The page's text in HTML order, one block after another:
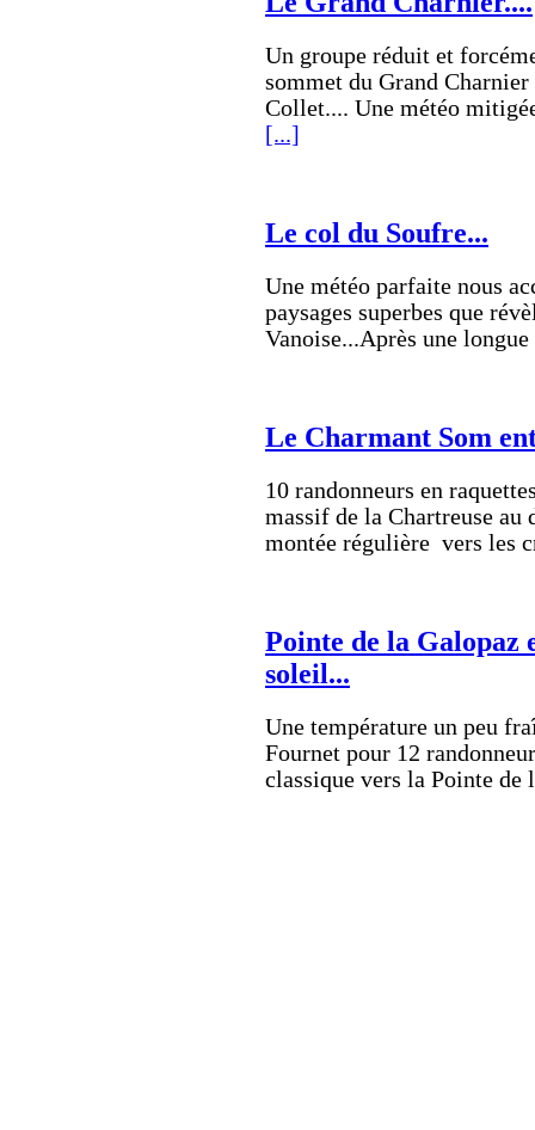
Un groupe réduit et
sommet du Grand
Collet.... Une météo
[...]
Le col du Soufre...
Une météo parfaite nous
paysages superbes que
Vanoise...Après une
Le Charmant Som
10 randonneurs en
massif de la Chartreuse au
montée régulière vers les
Pointe de la Galopaz
soleil...
Une température un peu
Fournet pour 12
classique vers la Pointe